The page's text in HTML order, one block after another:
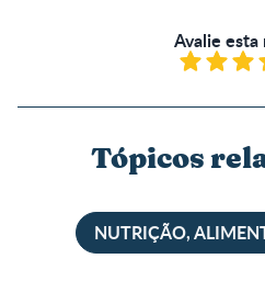
Avalie
Tópicos
NUTRIÇÃO,